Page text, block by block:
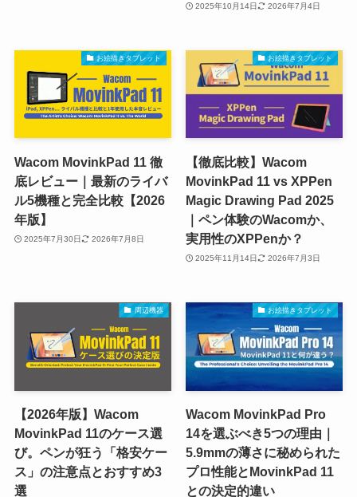
2025年10月14日 2026年7月4日
お絵描きタブレット
Wacom MovinkPad 11 徹
底レビュー｜最新のライバ
ル5機種と完全比較【2026
年版】
2025年7月30日 2026年7月8日
お絵描きタブレット
【徹底比較】Wacom
MovinkPad 11 vs XPPen
Magic Drawing Pad 2025
｜ペン体験のWacomか、
実用性のXPPenか？
2025年11月14日 2026年7月3日
周辺機器
【2026年版】Wacom
MovinkPad 11のケース選
び。ペンが狂う「格安ケー
ス」の注意点とおすすめ3
選
お絵描きタブレット
Wacom MovinkPad Pro
14を選ぶべき5つの理由｜
5.9mmの薄さに秘められた
プロ性能とMovinkPad 11
との決定的違い